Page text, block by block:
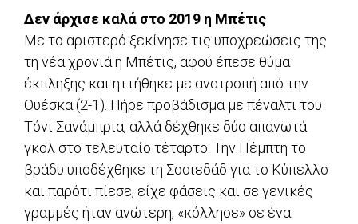
Δεν άρχισε καλά στο 2019 η Μπέτις
Με το αριστερό ξεκίνησε τις υποχρεώσεις της
τη νέα χρονιά η Μπέτις, αφού έπεσε θύμα
έκπληξης και ηττήθηκε με ανατροπή από την
Ουέσκα (2-1). Πήρε προβάδισμα με πέναλτι του
Τόνι Σανάμπρια, αλλά δέχθηκε δύο απανωτά
γκολ στο τελευταίο τέταρτο. Την Πέμπτη το
βράδυ υποδέχθηκε τη Σοσιεδάδ για το Κύπελλο
και παρότι πίεσε, είχε φάσεις και σε γενικές
γραμμές ήταν ανώτερη, «κόλλησε» σε ένα